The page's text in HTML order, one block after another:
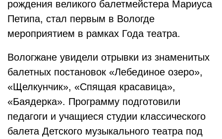
рождения великого балетмейстера Мариуса
Петипа, стал первым в Вологде
мероприятием в рамках Года театра.
Вологжане увидели отрывки из знаменитых
балетных постановок «Лебединое озеро»,
«Щелкунчик», «Спящая красавица»,
«Баядерка». Программу подготовили
педагоги и учащиеся студии классического
балета Детского музыкального театра под